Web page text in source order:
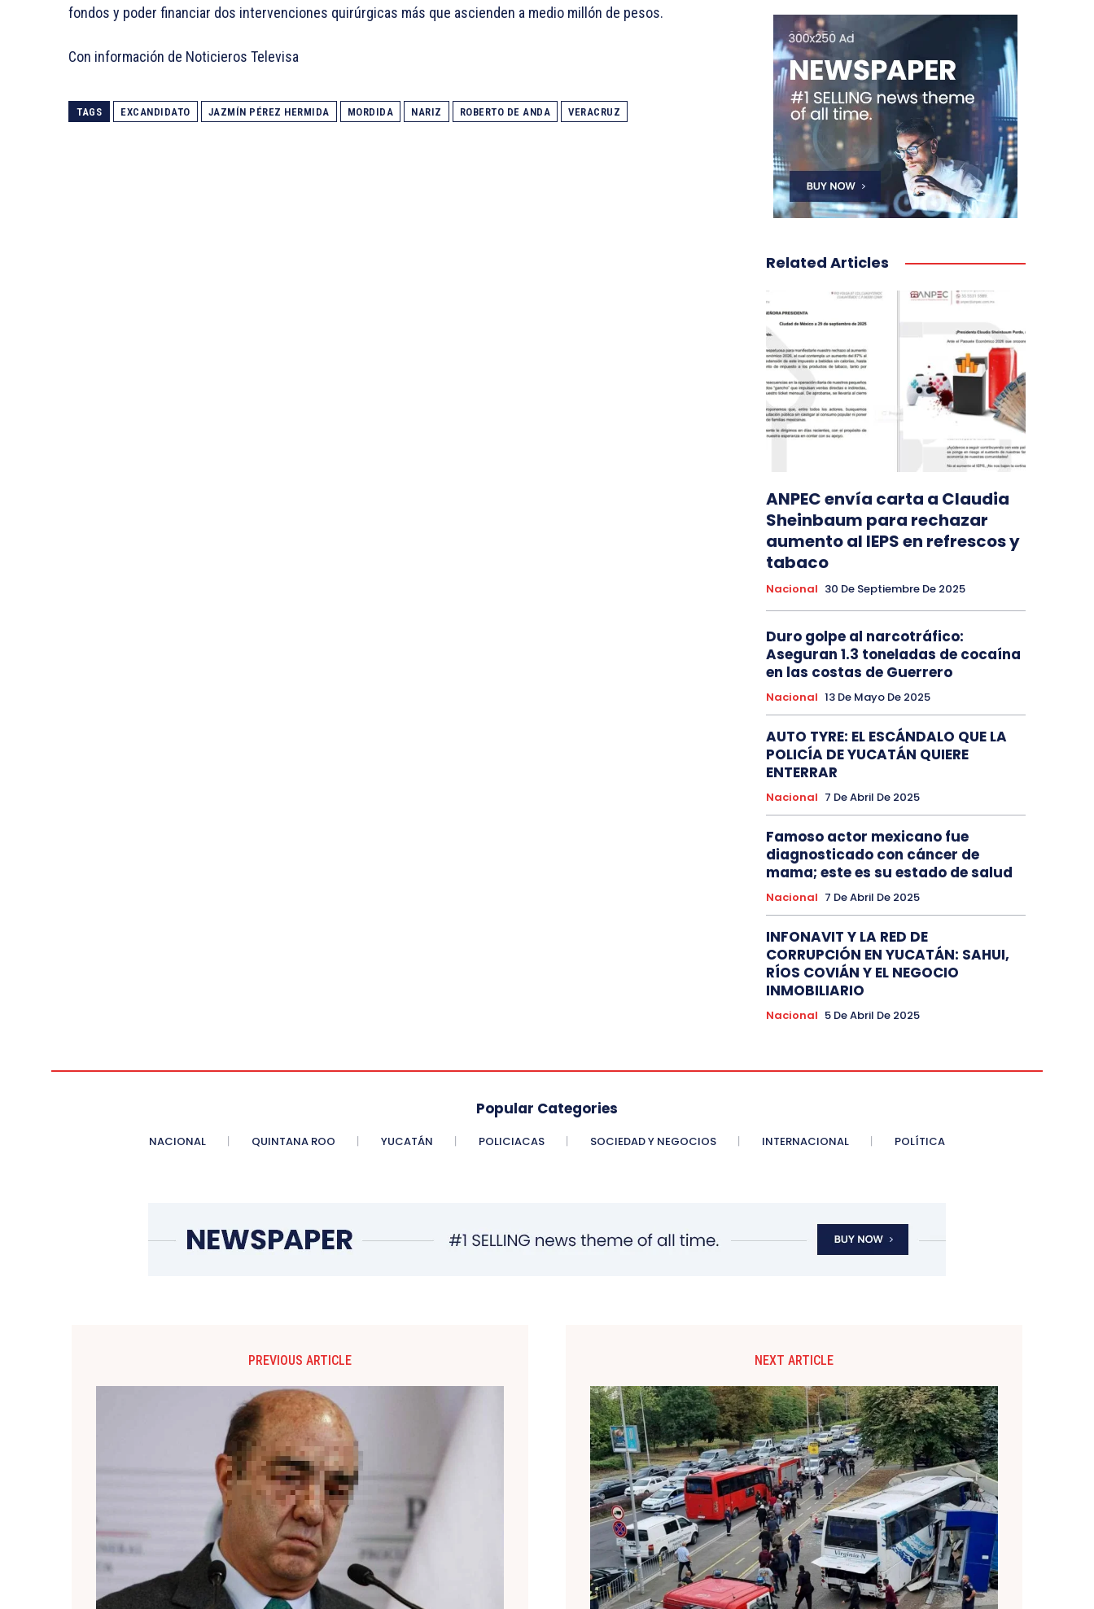
fondos y poder financiar dos intervenciones quirúrgicas más que ascienden a medio millón de pesos.
Con información de Noticieros Televisa
TAGS EXCANDIDATO JAZMÍN PÉREZ HERMIDA MORDIDA NARIZ ROBERTO DE ANDA VERACRUZ
Related Articles
ANPEC envía carta a Claudia
Sheinbaum para rechazar
aumento al IEPS en refrescos y
tabaco
Nacional 30 De Septiembre De 2025
Duro golpe al narcotráfico:
Aseguran 1.3 toneladas de cocaína
en las costas de Guerrero
Nacional 13 De Mayo De 2025
AUTO TYRE: EL ESCÁNDALO QUE LA
POLICÍA DE YUCATÁN QUIERE
ENTERRAR
Nacional 7 De Abril De 2025
Famoso actor mexicano fue
diagnosticado con cáncer de
mama; este es su estado de salud
Nacional 7 De Abril De 2025
INFONAVIT Y LA RED DE
CORRUPCIÓN EN YUCATÁN: SAHUI,
RÍOS COVIÁN Y EL NEGOCIO
INMOBILIARIO
Nacional 5 De Abril De 2025
Popular Categories
NACIONAL QUINTANA ROO YUCATÁN POLICIACAS SOCIEDAD Y NEGOCIOS INTERNACIONAL POLÍTICA
PREVIOUS ARTICLE NEXT ARTICLE